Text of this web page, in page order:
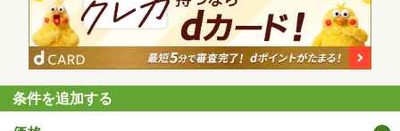
条件を追加する